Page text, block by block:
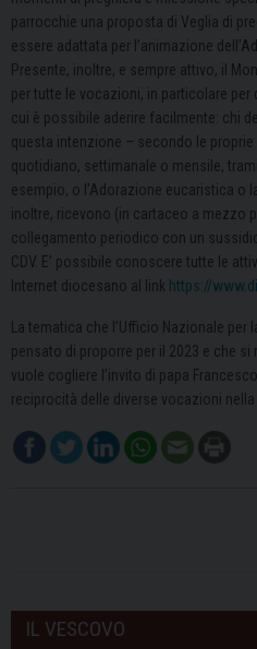
parrocchie una proposta di Veglia di
essere adattata per l’animazione
Presente, inoltre, e sempre attivo, il
per tutte le vocazioni, in particolare
cui è possibile aderire facilmente: chi
questa intenzione – secondo le
quotidiano, settimanale o mensile,
esempio, o l’Adorazione eucaristica o
inoltre, ricevono (in cartaceo a mezzo
collegamento periodico con un
CDV. E’ possibile conoscere tutte le
Internet diocesano al link https://
La tematica che l’Ufficio Nazionale
pensato di proporre per il 2023 e che
vuole cogliere l’invito di papa
reciprocità delle diverse vocazioni nella
IL VESCOVO